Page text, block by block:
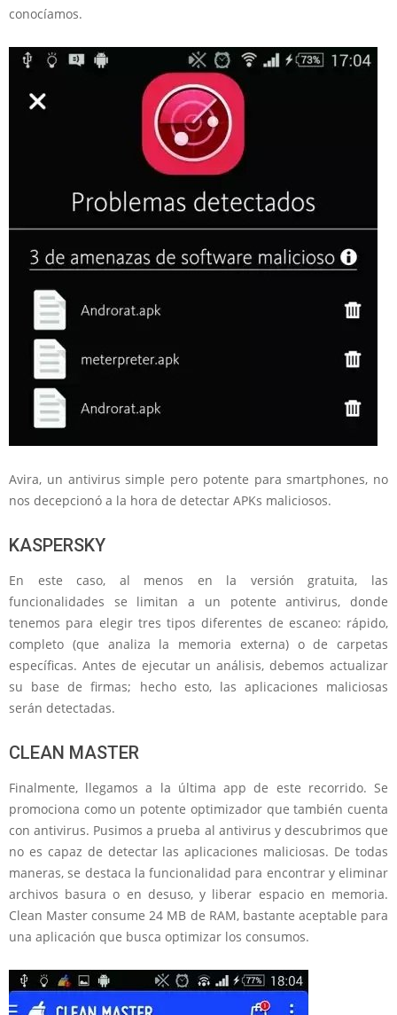
conocíamos.
Avira, un antivirus simple pero potente para smartphones, no
nos decepcionó a la hora de detectar APKs maliciosos.
KASPERSKY
En este caso, al menos en la versión gratuita, las
funcionalidades se limitan a un potente antivirus, donde
tenemos para elegir tres tipos diferentes de escaneo: rápido,
completo (que analiza la memoria externa) o de carpetas
específicas. Antes de ejecutar un análisis, debemos actualizar
su base de firmas; hecho esto, las aplicaciones maliciosas
serán detectadas.
CLEAN MASTER
Finalmente, llegamos a la última app de este recorrido. Se
promociona como un potente optimizador que también cuenta
con antivirus. Pusimos a prueba al antivirus y descubrimos que
no es capaz de detectar las aplicaciones maliciosas. De todas
maneras, se destaca la funcionalidad para encontrar y eliminar
archivos basura o en desuso, y liberar espacio en memoria.
Clean Master consume 24 MB de RAM, bastante aceptable para
una aplicación que busca optimizar los consumos.